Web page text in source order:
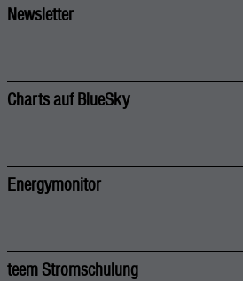
Newsletter
Charts auf BlueSky
Energymonitor
teem Stromschulung